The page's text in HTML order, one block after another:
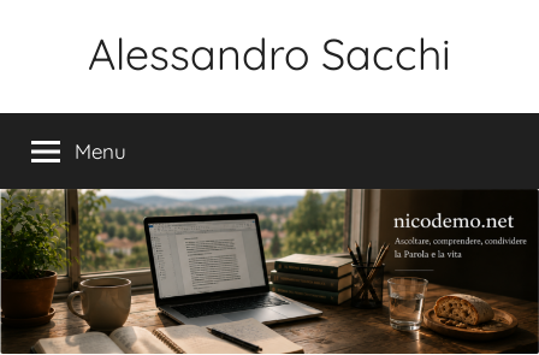
Alessandro Sacchi
Vita
Menu